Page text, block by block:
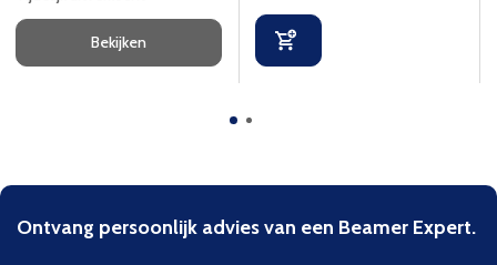
Bekijken
Ontvang persoonlijk advies van een Beamer Expert.